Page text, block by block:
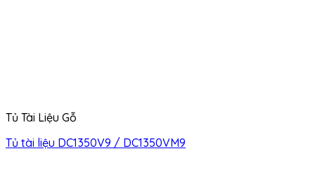
Tủ Tài Liệu Gỗ
Tủ tài liệu DC1350V9 / DC1350VM9